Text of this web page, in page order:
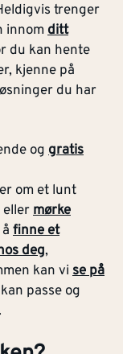
trenger
innom ditt
du kan hente
kjenne på
du har
og gratis
om et lunt
ellermørke
finne et
deg,
kan vi se på
passe og